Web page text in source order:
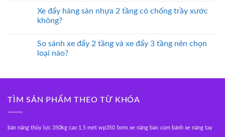
Xe đẩy hàng sàn nhựa 2 tầng có chống trầy xước
không?
So sánh xe đẩy 2 tầng và xe đẩy 3 tầng nên chọn
loại nào?
TÌM SẢN PHẨM THEO TỪ KHÓA
bàn nâng thủy lực 350kg cao 1.5 mét wp350 bơm xe nâng bàn cùm bánh xe nâng tay